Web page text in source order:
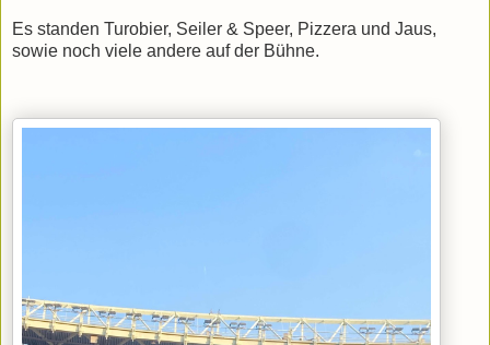
Es standen Turobier, Seiler & Speer, Pizzera und Jaus,
sowie noch viele andere auf der Bühne.